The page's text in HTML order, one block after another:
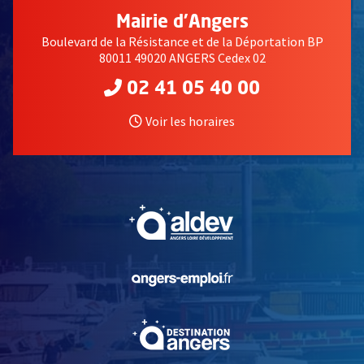
Mairie d'Angers
Boulevard de la Résistance et de la Déportation BP
80011 49020 ANGERS Cedex 02
02 41 05 40 00
Voir les horaires
, Ouvre une nouvelle